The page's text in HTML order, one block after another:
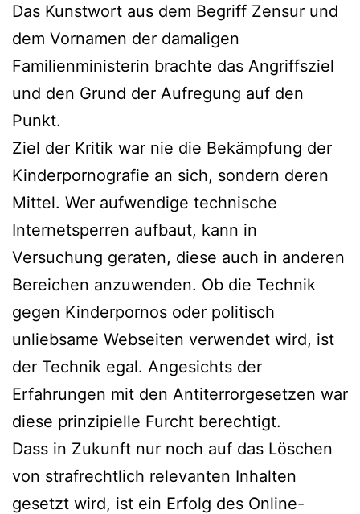
Das Kunstwort aus dem Begriff Zensur und
dem Vornamen der damaligen
Familienministerin brachte das Angriffsziel
und den Grund der Aufregung auf den
Punkt.
Ziel der Kritik war nie die Bekämpfung der
Kinderpornografie an sich, sondern deren
Mittel. Wer aufwendige technische
Internetsperren aufbaut, kann in
Versuchung geraten, diese auch in anderen
Bereichen anzuwenden. Ob die Technik
gegen Kinderpornos oder politisch
unliebsame Webseiten verwendet wird, ist
der Technik egal. Angesichts der
Erfahrungen mit den Antiterrorgesetzen war
diese prinzipielle Furcht berechtigt.
Dass in Zukunft nur noch auf das Löschen
von strafrechtlich relevanten Inhalten
gesetzt wird, ist ein Erfolg des Online-